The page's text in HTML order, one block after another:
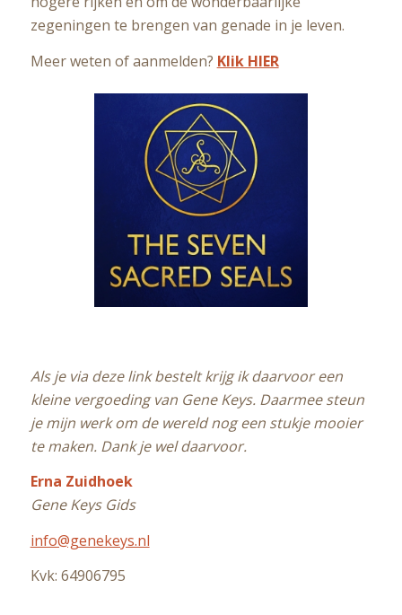
zegeningen te brengen van genade in je leven.
Meer weten of aanmelden? Klik HIER
Als je via deze link bestelt krijg ik daarvoor een
kleine vergoeding van Gene Keys. Daarmee steun
je mijn werk om de wereld nog een stukje mooier
te maken. Dank je wel daarvoor.
Erna Zuidhoek
Gene Keys Gids
info@genekeys.nl
Kvk: 64906795